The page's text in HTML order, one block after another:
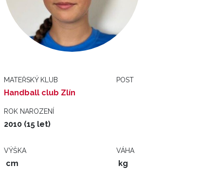
MATEŘSKÝ KLUB
Handball club Zlín
POST
ROK NAROZENÍ
2010 (15 let)
VÝŠKA
cm
VÁHA
kg